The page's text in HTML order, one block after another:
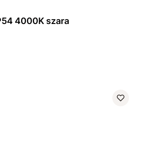
15W 1100lm IP54 4000K szara